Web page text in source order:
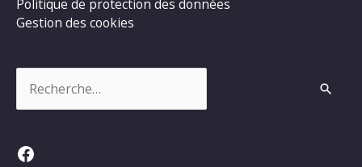
Politique de protection des données
Gestion des cookies
Facebook